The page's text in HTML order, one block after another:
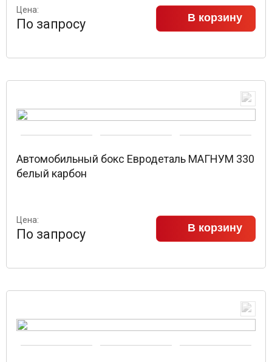
Цена:
По запросу В корзину
Автомобильный бокс Евродеталь МАГНУМ 330
белый карбон
Цена:
По запросу В корзину